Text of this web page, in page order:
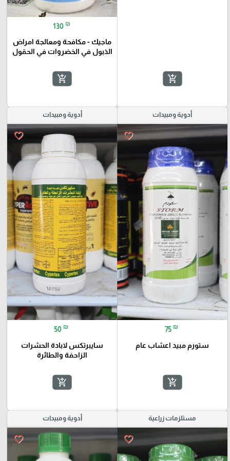
add_shopping_cart
130 ₪
ماجيك - مكافحة ومعالجة امراض
الذبول في الخضروات في الحقول
add_shopping_cart
أدوية ومبيدات
favorite_border
75 ₪
ستورم مبيد اعشاب عام
add_shopping_cart
أدوية ومبيدات
favorite_border
50 ₪
سايبرتكس لابادة الحشرات
الزاحفة والطائرة
add_shopping_cart
مستلزمات زراعية
favorite_border
أدوية ومبيدات
favorite_border